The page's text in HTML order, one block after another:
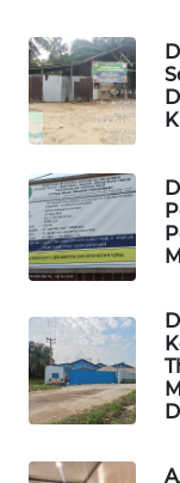
WAHANANEWS
NET
WAHANA
WAHANA
UMKM
WAHANA
SELEB
WAHANA
PERSONA